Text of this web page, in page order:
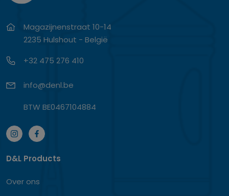
Magazijnenstraat 10-14
2235 Hulshout - België
+32 475 276 410
info@denl.be
BTW BE0467104884
D&L Products
Over ons